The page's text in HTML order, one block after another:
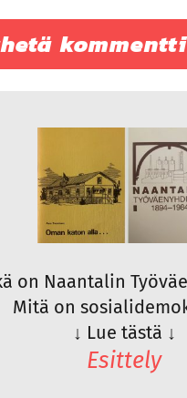
on Naantalin
Mitä on
↓ Lue tästä ↓
Esittely